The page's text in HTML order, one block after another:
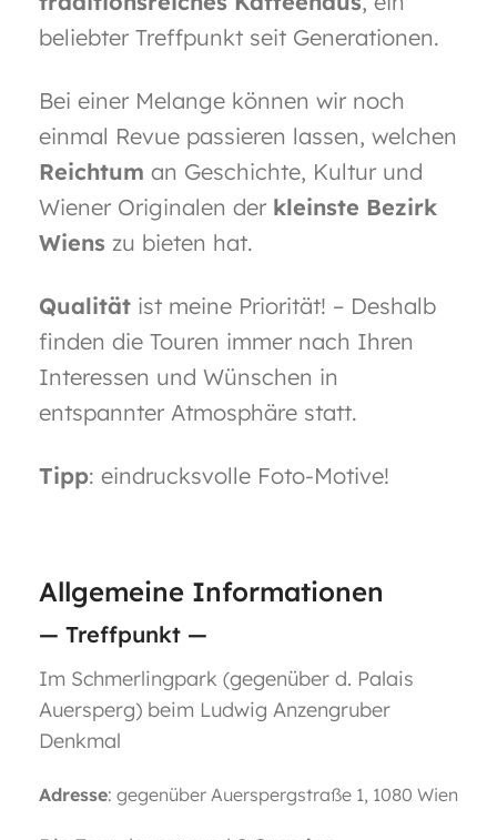
beliebter Treffpunkt seit Generationen.
Bei einer Melange können wir noch
einmal Revue passieren lassen, welchen
Reichtum an Geschichte, Kultur und
Wiener Originalen der kleinste Bezirk
Wiens zu bieten hat.
Qualität ist meine Priorität! – Deshalb
finden die Touren immer nach Ihren
Interessen und Wünschen in
entspannter Atmosphäre statt.
Tipp: eindrucksvolle Foto-Motive!
Allgemeine Informationen
— Treffpunkt —
Im Schmerlingpark (gegenüber d. Palais
Auersperg) beim Ludwig Anzengruber
Denkmal
Adresse: gegenüber Auerspergstraße 1, 1080 Wien